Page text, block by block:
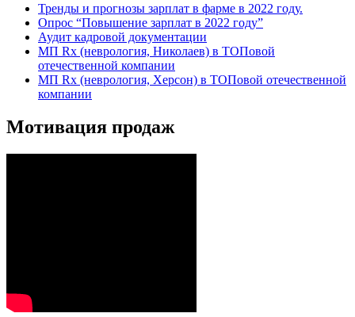
Тренды и прогнозы зарплат в фарме в 2022 году.
Опрос “Повышение зарплат в 2022 году”
Аудит кадровой документации
МП Rx (неврология, Николаев) в ТОПовой
отечественной компании
МП Rx (неврология, Херсон) в ТОПовой отечественной
компании
Мотивация продаж